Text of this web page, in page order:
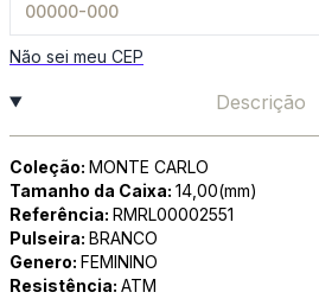
Não sei meu CEP
Descrição
Coleção: MONTE CARLO
Tamanho da Caixa: 14,00(mm)
Referência: RMRL00002551
Pulseira: BRANCO
Genero: FEMININO
Resistência: ATM